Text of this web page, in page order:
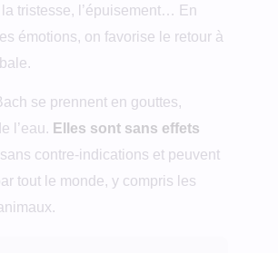
tristesse, l’épuisement… En
émotions, on favorise le retour à
se prennent en gouttes,
l’eau. Elles sont sans effets
sans contre-indications et peuvent
tout le monde, y compris les